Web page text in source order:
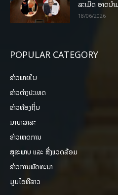
ລະເມີດ ອາດນໍ
18/06/2026
POPULAR CATEGORY
ຂ່າວພາຍ​ໃນ
ຂ່າວຕ່າງປະເທດ
ຂ່າວທ້ອງຖິ່ນ
ນານາສາລະ
ຂ່າວເຫດການ
ສຸຂະພາບ ແລະ ສີ່ງແວດລ້ອມ
ຂ່າວການພັດທະນາ
ມູມໄອທີລາວ